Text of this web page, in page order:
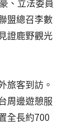
盟總召李數
證鹿野觀光
旅客到訪。
周邊遊憩服
全長約700